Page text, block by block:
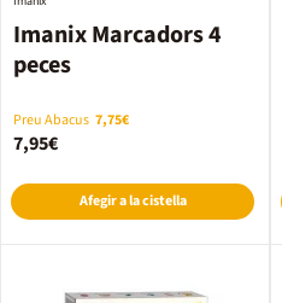
Imanix Marcadors 4
peces
Preu Abacus 7,75€
7,95€
Afegir a la cistella